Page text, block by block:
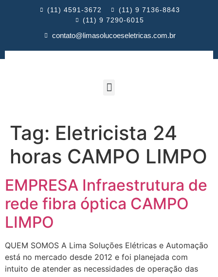
(11) 4591-3672
(11) 9 7136-8843
(11) 9 7290-6015
contato@limasolucoeseletricas.com.br
Tag: Eletricista 24
horas CAMPO LIMPO
EMPRESA Infraestrutura de
rede fibra óptica CAMPO
LIMPO
QUEM SOMOS A Lima Soluções Elétricas e Automação
está no mercado desde 2012 e foi planejada com
intuito de atender as necessidades de operação das